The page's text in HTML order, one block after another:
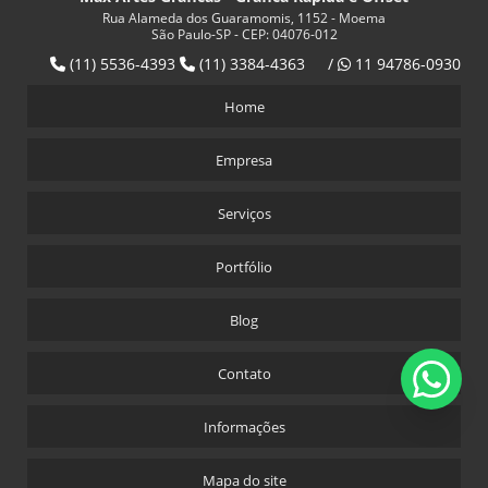
ENCADERNAÇÃO DE APOSTILAS: DICAS ESSENCIAIS PARA
MELHORAR A ORGANIZAÇÃO DOS SEUS MATERIAIS DE
ESTUDO
ENCADERNAÇÃO DE APOSTILAS: TÉCNICAS ESSENCIAIS
ENTENDA COMO O ADESIVO COM IMPRESSÃO EM
ESTRATÉGIAS EFICAZES COM ADESIVOS
PROMOCIONAIS PARA AMPLIAR A VISIBILIDADE DA
VALORIZAR E DESTACAR SEUS PRODUTOS COM
Rua Alameda dos Guaramomis, 1152 - Moema
São Paulo-SP - CEP: 04076-012
(11) 5536-4393 (11) 3384-4363 / 11 94786-0930
Home
Empresa
Serviços
Portfólio
Blog
Contato
Informações
Mapa do site